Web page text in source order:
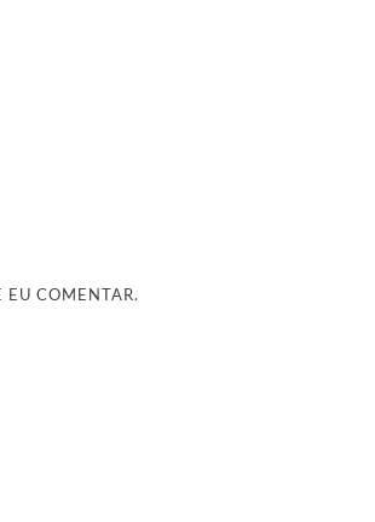
EU COMENTAR.